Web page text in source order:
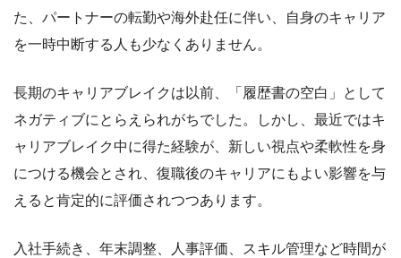
た、パートナーの転勤や海外赴任に伴い、自身のキャリア
を一時中断する人も少なくありません。
長期のキャリアブレイクは以前、「履歴書の空白」として
ネガティブにとらえられがちでした。しかし、最近ではキ
ャリアブレイク中に得た経験が、新しい視点や柔軟性を身
につける機会とされ、復職後のキャリアにもよい影響を与
えると肯定的に評価されつつあります。
入社手続き、年末調整、人事評価、スキル管理など時間が